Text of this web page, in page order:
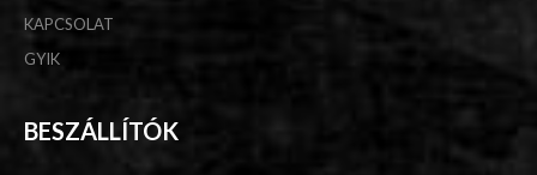
KAPCSOLAT
GYIK
BESZÁLLÍTÓK